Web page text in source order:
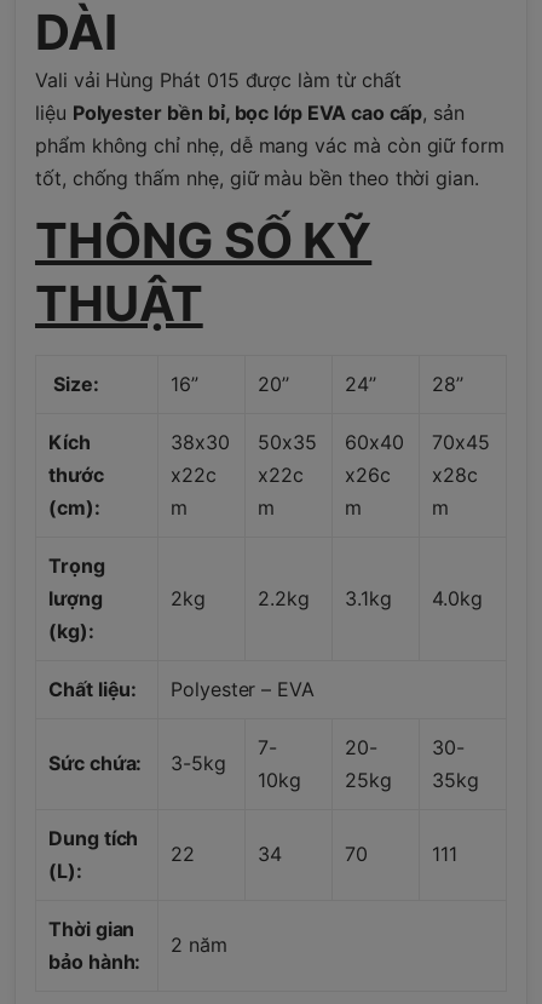
DÀI
Vali vải Hùng Phát 015 được làm từ chất
liệu Polyester bền bỉ, bọc lớp EVA cao cấp, sản
phẩm không chỉ nhẹ, dễ mang vác mà còn giữ form
tốt, chống thấm nhẹ, giữ màu bền theo thời gian.
THÔNG SỐ KỸ
THUẬT
Size: 16” 20’’ 24’’ 28’’
Kích
thước
(cm):
38x30
x22c
m
50x35
x22c
m
60x40
x26c
m
70x45
x28c
m
Trọng
lượng
(kg):
2kg 2.2kg 3.1kg 4.0kg
Chất liệu: Polyester – EVA
Sức chứa: 3-5kg
7-
10kg
20-
25kg
30-
35kg
Dung tích
(L):
22 34 70 111
Thời gian
bảo hành:
2 năm